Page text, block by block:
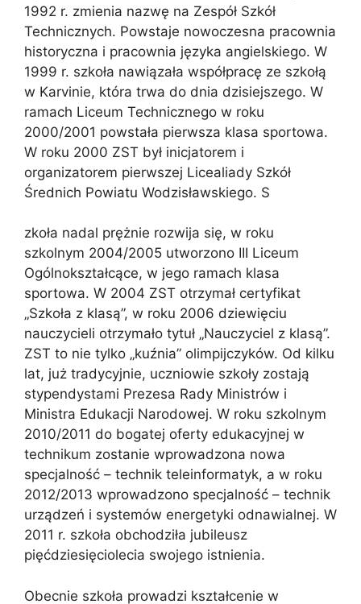
1992 r. zmienia nazwę na Zespół Szkół
Technicznych. Powstaje nowoczesna pracownia
historyczna i pracownia języka angielskiego. W
1999 r. szkoła nawiązała współpracę ze szkołą
w Karvinie, która trwa do dnia dzisiejszego. W
ramach Liceum Technicznego w roku
2000/2001 powstała pierwsza klasa sportowa.
W roku 2000 ZST był inicjatorem i
organizatorem pierwszej Licealiady Szkół
Średnich Powiatu Wodzisławskiego. S
zkoła nadal prężnie rozwija się, w roku
szkolnym 2004/2005 utworzono III Liceum
Ogólnokształcące, w jego ramach klasa
sportowa. W 2004 ZST otrzymał certyfikat
„Szkoła z klasą”, w roku 2006 dziewięciu
nauczycieli otrzymało tytuł „Nauczyciel z klasą”.
ZST to nie tylko „kuźnia” olimpijczyków. Od kilku
lat, już tradycyjnie, uczniowie szkoły zostają
stypendystami Prezesa Rady Ministrów i
Ministra Edukacji Narodowej. W roku szkolnym
2010/2011 do bogatej oferty edukacyjnej w
technikum zostanie wprowadzona nowa
specjalność – technik teleinformatyk, a w roku
2012/2013 wprowadzono specjalność – technik
urządzeń i systemów energetyki odnawialnej. W
2011 r. szkoła obchodziła jubileusz
pięćdziesięciolecia swojego istnienia.
Obecnie szkoła prowadzi kształcenie w